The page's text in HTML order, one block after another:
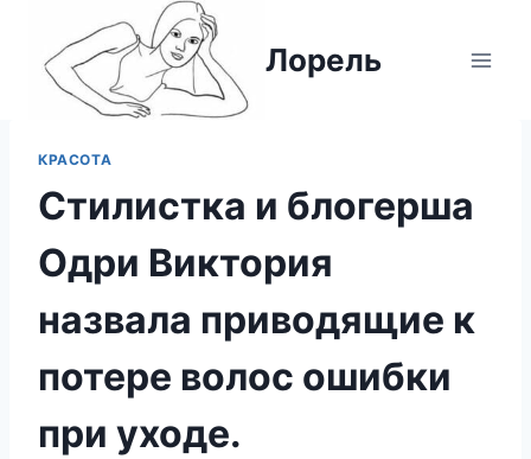
содержимому
Лорель
КРАСОТА
Стилистка и блогерша
Одри Виктория
назвала приводящие к
потере волос ошибки
при уходе.